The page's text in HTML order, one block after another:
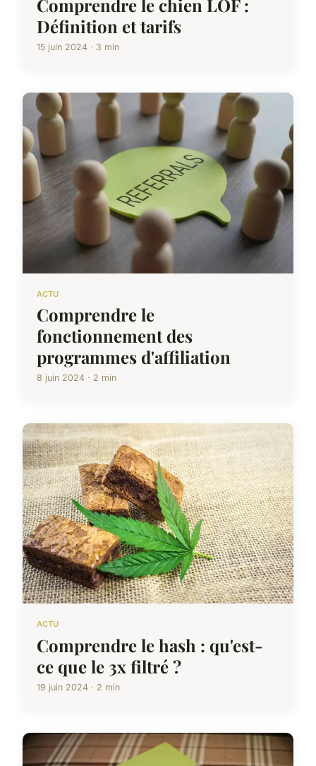
Comprendre le chien LOF :
Définition et tarifs
15 juin 2024 · 3 min
ACTU
Comprendre le
fonctionnement des
programmes d'affiliation
8 juin 2024 · 2 min
ACTU
Comprendre le hash : qu'est-
ce que le 3x filtré ?
19 juin 2024 · 2 min